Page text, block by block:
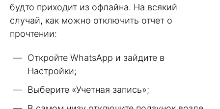
будто приходит из офлайна. На всякий
случай, как можно отключить отчет о
прочтении:
Откройте WhatsApp и зайдите в
Настройки;
Выберите «Учетная запись»;